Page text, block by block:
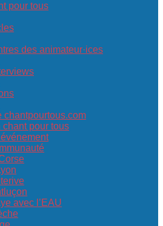
pour tous
des animateur·ices
chantpourtous.com
chant pour tous
avec l’EAU